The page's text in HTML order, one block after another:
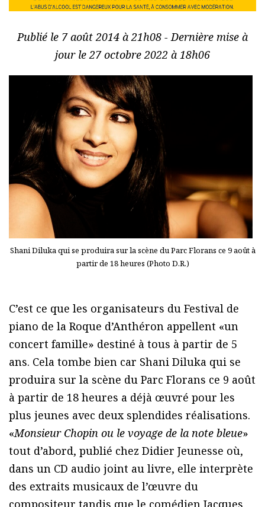
Publié le 7 août 2014 à 21h08 - Dernière mise à
jour le 27 octobre 2022 à 18h06
Shani Diluka qui se produira sur la scène du Parc Florans ce 9 août à
partir de 18 heures (Photo D.R.)
C’est ce que les organisateurs du Festival de
piano de la Roque d’Anthéron appellent «un
concert famille» destiné à tous à partir de 5
ans. Cela tombe bien car Shani Diluka qui se
produira sur la scène du Parc Florans ce 9 août
à partir de 18 heures a déjà œuvré pour les
plus jeunes avec deux splendides réalisations.
«Monsieur Chopin ou le voyage de la note bleue»
tout d’abord, publié chez Didier Jeunesse où,
dans un CD audio joint au livre, elle interprète
des extraits musicaux de l’œuvre du